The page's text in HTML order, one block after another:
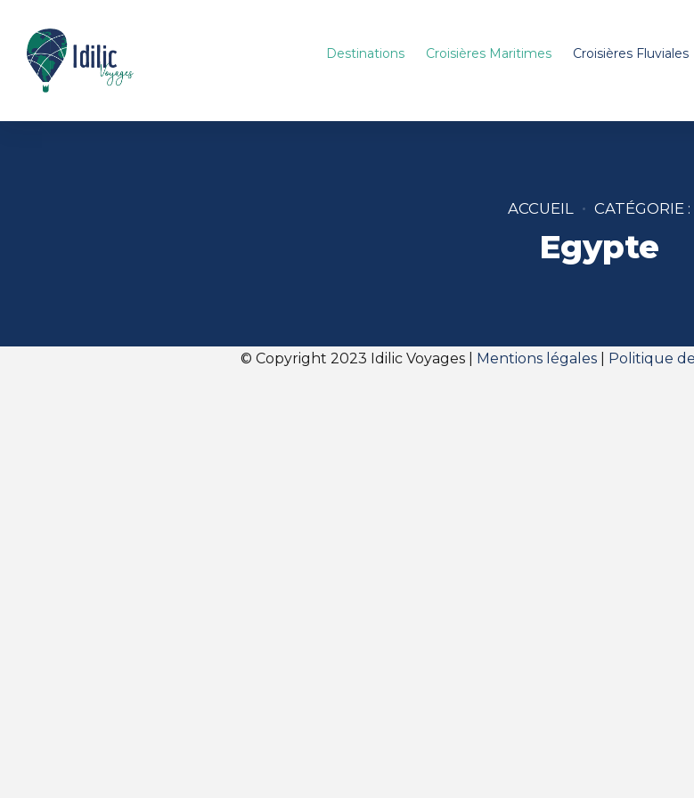
Destinations Croisières Maritimes Croisières Fluviales
ACCUEIL CATÉGORIE :
Egypte
© Copyright 2023 Idilic Voyages | Mentions légales Politique